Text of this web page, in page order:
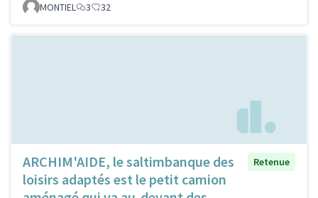
MONTIEL 3 32
ARCHIM'AIDE, le saltimbanque des
loisirs adaptés est le petit camion
Retenue